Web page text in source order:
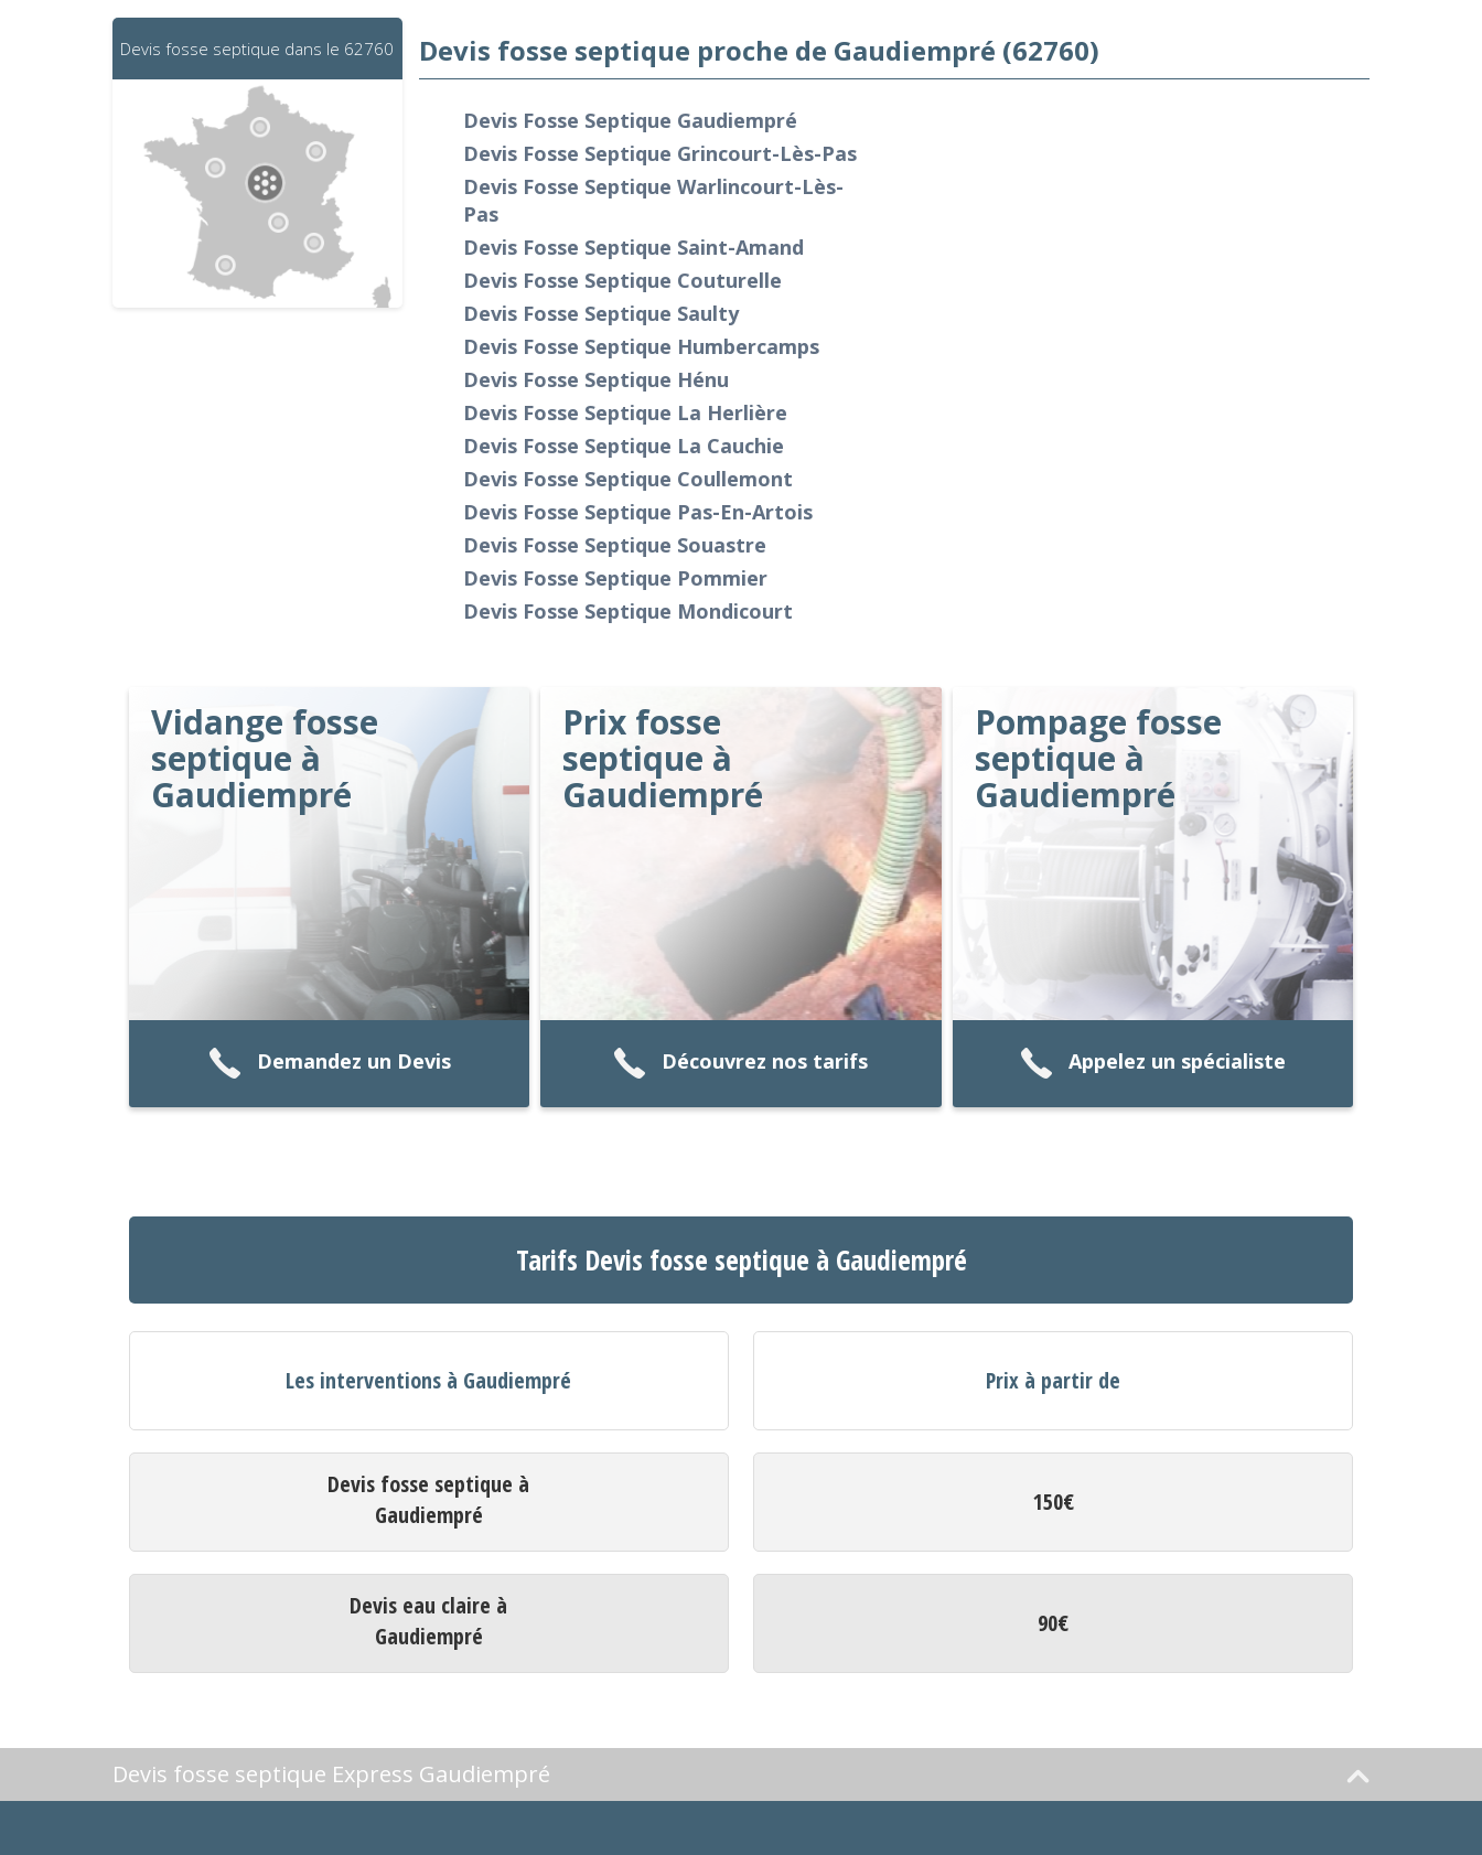
Devis fosse septique dans le 62760 Devis fosse septique proche de Gaudiempré (62760)
Devis Fosse Septique Gaudiempré
Devis Fosse Septique Grincourt-Lès-Pas
Devis Fosse Septique Warlincourt-Lès-
Pas
Devis Fosse Septique Saint-Amand
Devis Fosse Septique Couturelle
Devis Fosse Septique Saulty
Devis Fosse Septique Humbercamps
Devis Fosse Septique Hénu
Devis Fosse Septique La Herlière
Devis Fosse Septique La Cauchie
Devis Fosse Septique Coullemont
Devis Fosse Septique Pas-En-Artois
Devis Fosse Septique Souastre
Devis Fosse Septique Pommier
Devis Fosse Septique Mondicourt
Vidange fosse
septique à
Gaudiempré
Demandez un Devis
Prix fosse
septique à
Gaudiempré
Découvrez nos tarifs
Pompage fosse
septique à
Gaudiempré
Appelez un spécialiste
Tarifs Devis fosse septique à Gaudiempré
Les interventions à Gaudiempré Prix à partir de
Devis fosse septique à
Gaudiempré
150€
Devis eau claire à
Gaudiempré
90€
Devis fosse septique Express Gaudiempré